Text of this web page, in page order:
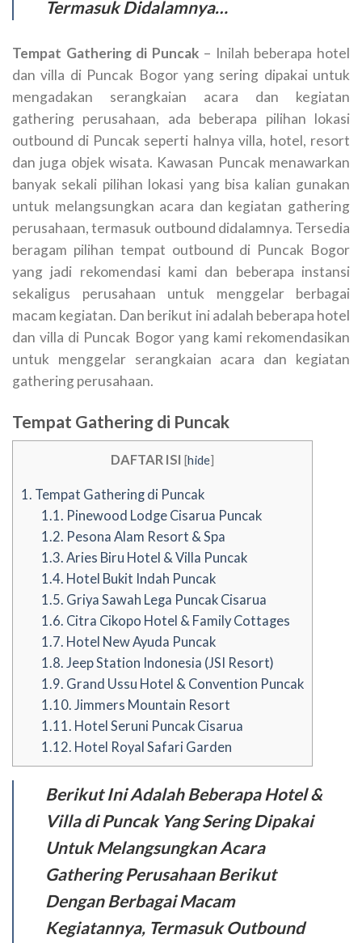
Termasuk Didalamnya…
Tempat Gathering di Puncak – Inilah beberapa hotel
dan villa di Puncak Bogor yang sering dipakai untuk
mengadakan serangkaian acara dan kegiatan
gathering perusahaan, ada beberapa pilihan lokasi
outbound di Puncak seperti halnya villa, hotel, resort
dan juga objek wisata. Kawasan Puncak menawarkan
banyak sekali pilihan lokasi yang bisa kalian gunakan
untuk melangsungkan acara dan kegiatan gathering
perusahaan, termasuk outbound didalamnya. Tersedia
beragam pilihan tempat outbound di Puncak Bogor
yang jadi rekomendasi kami dan beberapa instansi
sekaligus perusahaan untuk menggelar berbagai
macam kegiatan. Dan berikut ini adalah beberapa hotel
dan villa di Puncak Bogor yang kami rekomendasikan
untuk menggelar serangkaian acara dan kegiatan
gathering perusahaan.
Tempat Gathering di Puncak
DAFTAR ISI [hide]
1. Tempat Gathering di Puncak
1.1. Pinewood Lodge Cisarua Puncak
1.2. Pesona Alam Resort & Spa
1.3. Aries Biru Hotel & Villa Puncak
1.4. Hotel Bukit Indah Puncak
1.5. Griya Sawah Lega Puncak Cisarua
1.6. Citra Cikopo Hotel & Family Cottages
1.7. Hotel New Ayuda Puncak
1.8. Jeep Station Indonesia (JSI Resort)
1.9. Grand Ussu Hotel & Convention Puncak
1.10. Jimmers Mountain Resort
1.11. Hotel Seruni Puncak Cisarua
1.12. Hotel Royal Safari Garden
Berikut Ini Adalah Beberapa Hotel &
Villa di Puncak Yang Sering Dipakai
Untuk Melangsungkan Acara
Gathering Perusahaan Berikut
Dengan Berbagai Macam
Kegiatannya, Termasuk Outbound